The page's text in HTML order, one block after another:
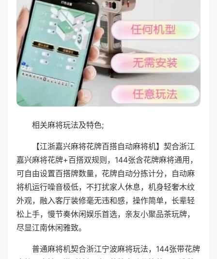
相关麻将玩法及特色;
【江浙嘉兴麻将花牌百搭自动麻将机】契合浙江
嘉兴麻将花牌+百搭双规则，144张含花牌麻将通用，
可自由设置百搭牌数量，花牌自动分拣计分，自动麻
将机运行噪音极低，不打扰家人休息，机身轻奢木纹
外观，融入客厅装修毫无违和感，操作简单，长辈轻
松上手，慢节奏休闲娱乐首选，亲友小聚品茶玩牌，
尽显江南休闲雅致。
普通麻将机契合浙江宁波麻将玩法，144张带花牌